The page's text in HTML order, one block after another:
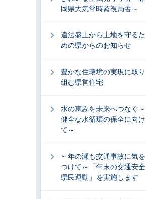
岡県大気常時監視局舎～
違法盛土から土地を守るた
めの県からのお知らせ
豊かな住環境の実現に取り
組む県営住宅
水の恵みを未来へつなぐ～
健全な水循環の保全に向け
て～
～年の瀬も交通事故に気を
つけて～「年末の交通安全
県民運動」を実施します